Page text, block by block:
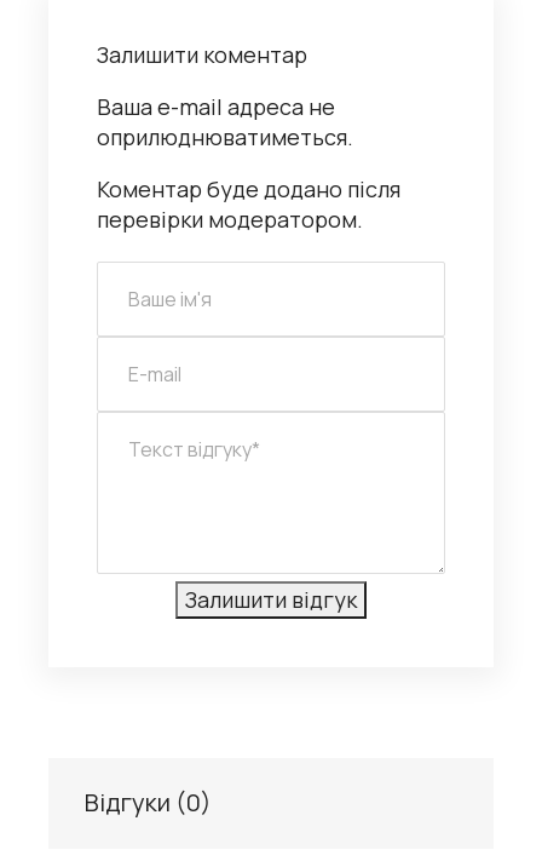
Залишити коментар
Ваша e-mail адреса не
оприлюднюватиметься.
Коментар буде додано після
перевірки модератором.
Відгуки (0)